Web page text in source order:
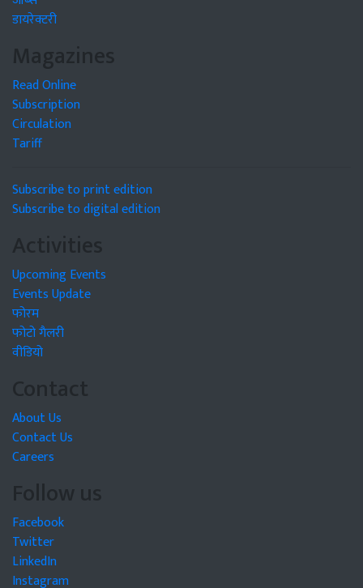
डायरेक्टरी
Magazines
Read Online
Subscription
Circulation
Tariff
Subscribe to print edition
Subscribe to digital edition
Activities
Upcoming Events
Events Update
फोरम
फोटो गैलरी
वीडियो
Contact
About Us
Contact Us
Careers
Follow us
Facebook
Twitter
LinkedIn
Instagram